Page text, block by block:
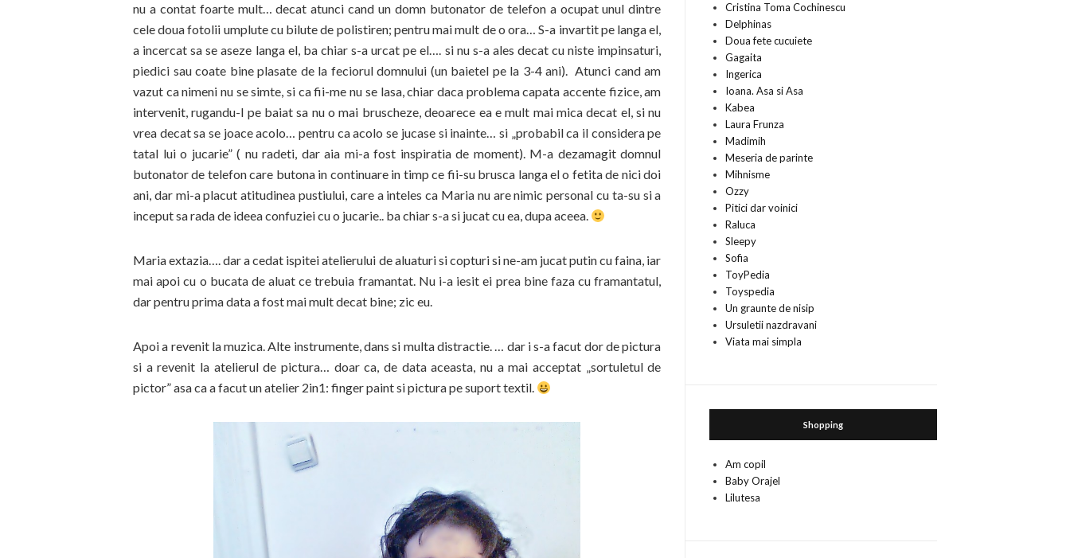
nu a contat foarte mult… decat atunci cand un domn butonator de telefon a ocupat unul dintre
cele doua fotolii umplute cu bilute de polistiren; pentru mai mult de o ora… S-a invartit pe langa el,
a incercat sa se aseze langa el, ba chiar s-a urcat pe el…. si nu s-a ales decat cu niste impinsaturi,
piedici sau coate bine plasate de la feciorul domnului (un baietel pe la 3-4 ani). Atunci cand am
vazut ca nimeni nu se simte, si ca fii-me nu se lasa, chiar daca problema capata accente fizice, am
intervenit, rugandu-l pe baiat sa nu o mai bruscheze, deoarece ea e mult mai mica decat el, si nu
vrea decat sa se joace acolo… pentru ca acolo se jucase si inainte… si „probabil ca il considera pe
tatal lui o jucarie” ( nu radeti, dar aia mi-a fost inspiratia de moment). M-a dezamagit domnul
butonator de telefon care butona in continuare in timp ce fii-su brusca langa el o fetita de nici doi
ani, dar mi-a placut atitudinea pustiului, care a inteles ca Maria nu are nimic personal cu ta-su si a
inceput sa rada de ideea confuziei cu o jucarie.. ba chiar s-a si jucat cu ea, dupa aceea.
Maria extazia…. dar a cedat ispitei atelierului de aluaturi si copturi si ne-am jucat putin cu faina, iar
mai apoi cu o bucata de aluat ce trebuia framantat. Nu i-a iesit ei prea bine faza cu framantatul,
dar pentru prima data a fost mai mult decat bine; zic eu.
Apoi a revenit la muzica. Alte instrumente, dans si multa distractie. … dar i s-a facut dor de pictura
si a revenit la atelierul de pictura… doar ca, de data aceasta, nu a mai acceptat „sortuletul de
pictor” asa ca a facut un atelier 2in1: finger paint si pictura pe suport textil.
Cristina Toma Cochinescu
Delphinas
Doua fete cucuiete
Gagaita
Ingerica
Ioana. Asa si Asa
Kabea
Laura Frunza
Madimih
Meseria de parinte
Mihnisme
Ozzy
Pitici dar voinici
Raluca
Sleepy
Sofia
ToyPedia
Toyspedia
Un graunte de nisip
Ursuletii nazdravani
Viata mai simpla
Shopping
Am copil
Baby Orajel
Lilutesa